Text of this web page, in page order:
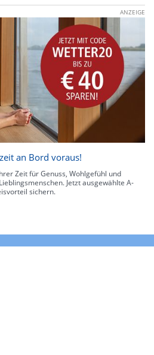
ANZEIGE
an Bord voraus!
Zeit für Genuss, Wohlgefühl und
Jetzt ausgewählte A-
sichern.